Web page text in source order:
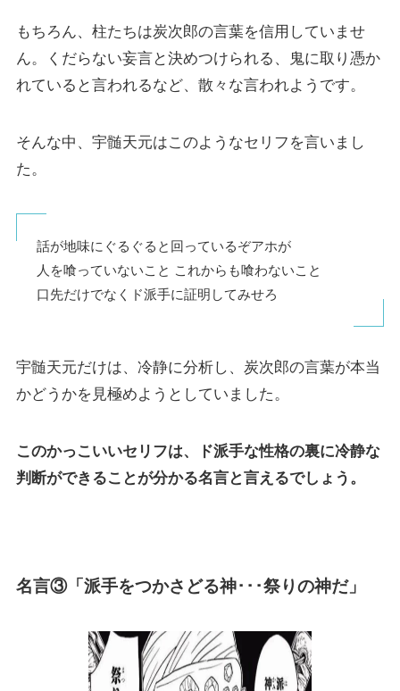
もちろん、柱たちは炭次郎の言葉を信用していませ
ん。くだらない妄言と決めつけられる、鬼に取り憑か
れていると言われるなど、散々な言われようです。
そんな中、宇髄天元はこのようなセリフを言いまし
た。
話が地味にぐるぐると回っているぞアホが
人を喰っていないこと これからも喰わないこと
口先だけでなくド派手に証明してみせろ
宇髄天元だけは、冷静に分析し、炭次郎の言葉が本当
かどうかを見極めようとしていました。
このかっこいいセリフは、ド派手な性格の裏に冷静な
判断ができることが分かる名言と言えるでしょう。
名言③「派手をつかさどる神･･･祭りの神だ」